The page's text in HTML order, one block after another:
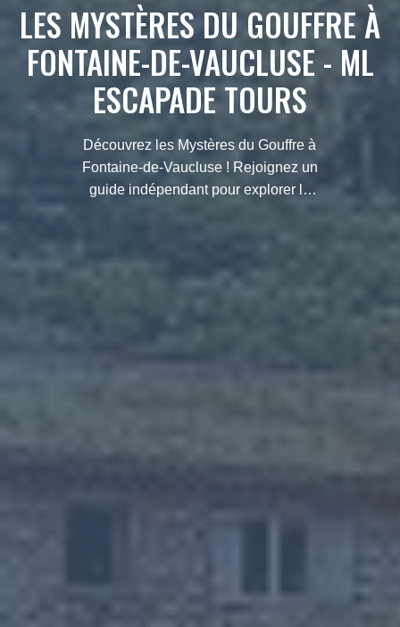
LES MYSTÈRES DU GOUFFRE À
FONTAINE-DE-VAUCLUSE - ML
ESCAPADE TOURS
Découvrez les Mystères du Gouffre à
Fontaine-de-Vaucluse ! Rejoignez un
guide indépendant pour explorer la